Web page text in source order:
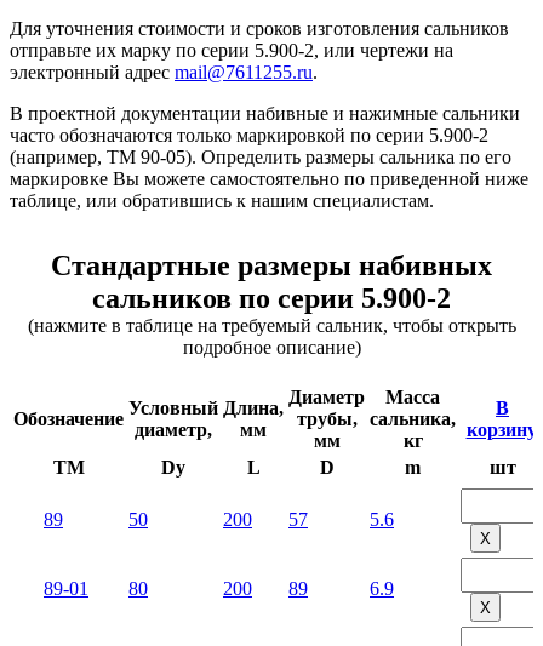
Для уточнения стоимости и сроков изготовления сальников
отправьте их марку по серии 5.900-2, или чертежи на
электронный адрес mail@7611255.ru.
В проектной документации набивные и нажимные сальники
часто обозначаются только маркировкой по серии 5.900-2
(например, ТМ 90-05). Определить размеры сальника по его
маркировке Вы можете самостоятельно по приведенной ниже
таблице, или обратившись к нашим специалистам.
Стандартные размеры набивных
сальников по серии 5.900-2
(нажмите в таблице на требуемый сальник, чтобы открыть
подробное описание)
Обозначение
Условный
диаметр,
Длина,
мм
Диаметр
трубы,
мм
Масса
сальника,
кг
В
корзину,
TM
Dy L D m шт
89 50 200 57 5.6
Х
89-01 80 200 89 6.9
Х